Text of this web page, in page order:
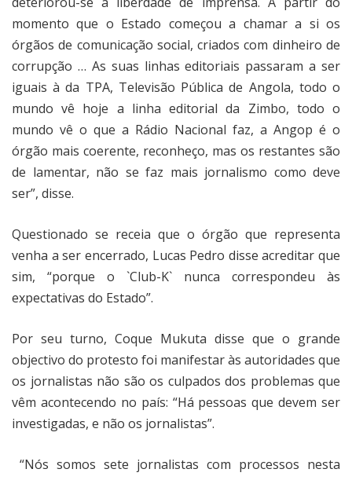
momento que o Estado começou a chamar a si os
órgãos de comunicação social, criados com dinheiro de
corrupção … As suas linhas editoriais passaram a ser
iguais à da TPA, Televisão Pública de Angola, todo o
mundo vê hoje a linha editorial da Zimbo, todo o
mundo vê o que a Rádio Nacional faz, a Angop é o
órgão mais coerente, reconheço, mas os restantes são
de lamentar, não se faz mais jornalismo como deve
ser”, disse.
Questionado se receia que o órgão que representa
venha a ser encerrado, Lucas Pedro disse acreditar que
sim, “porque o `Club-K` nunca correspondeu às
expectativas do Estado”.
Por seu turno, Coque Mukuta disse que o grande
objectivo do protesto foi manifestar às autoridades que
os jornalistas não são os culpados dos problemas que
vêm acontecendo no país: “Há pessoas que devem ser
investigadas, e não os jornalistas”.
“Nós somos sete jornalistas com processos nesta